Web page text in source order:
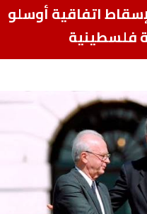
اتفاقية أوسلو
فلسطينية